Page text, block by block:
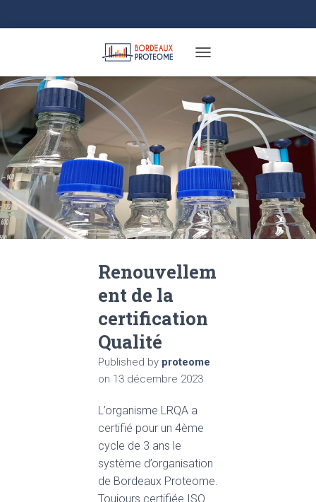
Renouvellem
ent de la
certification
Qualité
Published by proteome
on 13 décembre 2023
L’organisme LRQA a
certifié pour un 4ème
cycle de 3 ans le
système d’organisation
de Bordeaux Proteome.
Toujours certifiée ISO